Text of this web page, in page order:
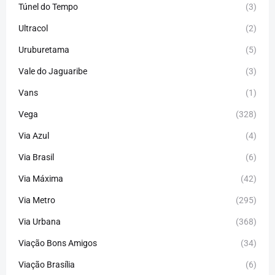
Túnel do Tempo (3)
Ultracol (2)
Uruburetama (5)
Vale do Jaguaribe (3)
Vans (1)
Vega (328)
Via Azul (4)
Via Brasil (6)
Via Máxima (42)
Via Metro (295)
Via Urbana (368)
Viação Bons Amigos (34)
Viação Brasília (6)